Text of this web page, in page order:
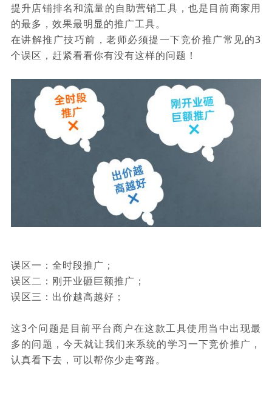
提升店铺排名和流量的自助营销工具，也是目前商家用
的最多，效果最明显的推广工具。
在讲解推广技巧前，老师必须提一下竞价推广常见的3
个误区，赶紧看看你有没有这样的问题！
误区一：全时段推广；
误区二：刚开业砸巨额推广；
误区三：出价越高越好；
这3个问题是目前平台商户在这款工具使用当中出现最
多的问题，今天就让我们来系统的学习一下竞价推广，
认真看下去，可以帮你少走弯路。